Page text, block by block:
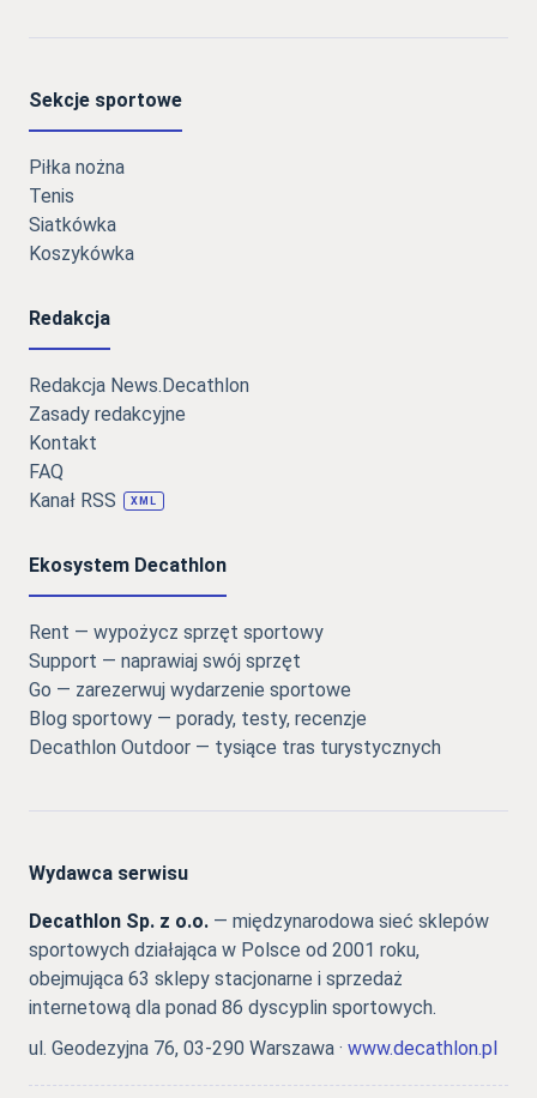
Sekcje sportowe
Piłka nożna
Tenis
Siatkówka
Koszykówka
Redakcja
Redakcja News.Decathlon
Zasady redakcyjne
Kontakt
FAQ
Kanał RSS
XML
Ekosystem Decathlon
Rent — wypożycz sprzęt sportowy
Support — naprawiaj swój sprzęt
Go — zarezerwuj wydarzenie sportowe
Blog sportowy — porady, testy, recenzje
Decathlon Outdoor — tysiące tras turystycznych
Wydawca serwisu
Decathlon Sp. z o.o. — międzynarodowa sieć sklepów
sportowych działająca w Polsce od 2001 roku,
obejmująca 63 sklepy stacjonarne i sprzedaż
internetową dla ponad 86 dyscyplin sportowych.
ul. Geodezyjna 76, 03-290 Warszawa · www.decathlon.pl